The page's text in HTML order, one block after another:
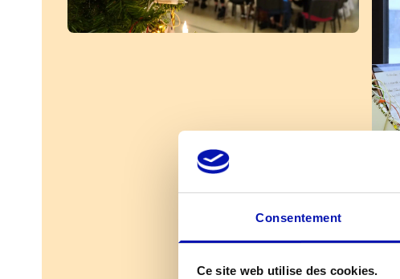
Consentement
Ce site web utilise des cookies.